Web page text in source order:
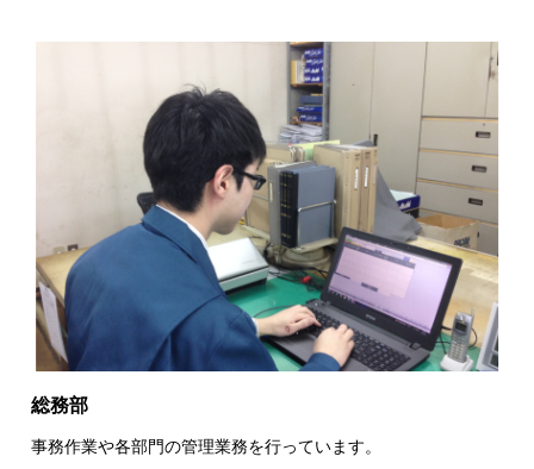
総務部
事務作業や各部門の管理業務を行っています。